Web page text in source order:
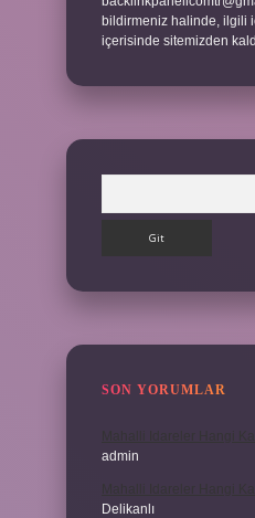
bildirmeniz halinde, ilgili
içerisinde sitemizden
SON YORUMLAR
admin
Delikanlı